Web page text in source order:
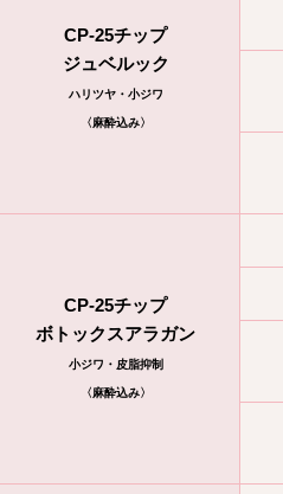
CP-25チップ
ジュベルック
ハリツヤ・小ジワ
〈麻酔込み〉
CP-25チップ
ボトックスアラガン
小ジワ・皮脂抑制
〈麻酔込み〉